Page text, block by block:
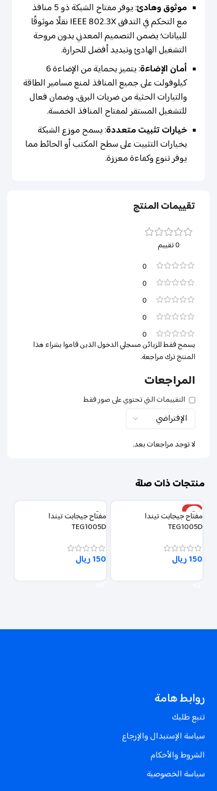
موثوق وهادئ
: يوفر مفتاح الشبكة ذو 5 منافذ
مع التحكم في التدفق IEEE 802.3X نقلًا موثوقًا
للبيانات؛ يضمن التصميم المعدني بدون مروحة
التشغيل الهادئ وتبديد أفضل للحرارة.
أمان الإضاءة
: يتميز بحماية من الإضاءة 6
كيلوفولت على جميع المنافذ لمنع مسامير الطاقة
والتيارات الحثية من ضربات البرق، وضمان فعال
للتشغيل المستقر لمفتاح المنافذ الخمسة.
خيارات تثبيت متعددة: يسمح موزع الشبكة
بخيارات التثبيت على سطح المكتب أو الحائط مما
يوفر تنوع وكفاءة معززة.
تقييمات المنتج
0 تقييم
0
0
0
0
0
المراجعات
التقييمات التي تحتوي على صور فقط
لا توجد مراجعات بعد.
يسمح فقط للزبائن مسجلي الدخول الذين قاموا بشراء هذا
المنتج ترك مراجعة.
منتجات ذات صلة
مميز
مفتاح جيجابت تيندا
TEG1005D
150ريال
مفتاح جيجابت تيندا
TEG1005D
150ريال
روابط هامة
تتبع طلبك
سياسة الإستبدال والإرجاع
الشروط والأحكام
سياسة الخصوصية